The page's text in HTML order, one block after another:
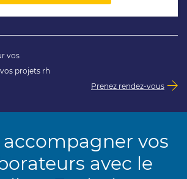
vos
projets rh
Prenez rendez-vous
accompagner vos
avec le